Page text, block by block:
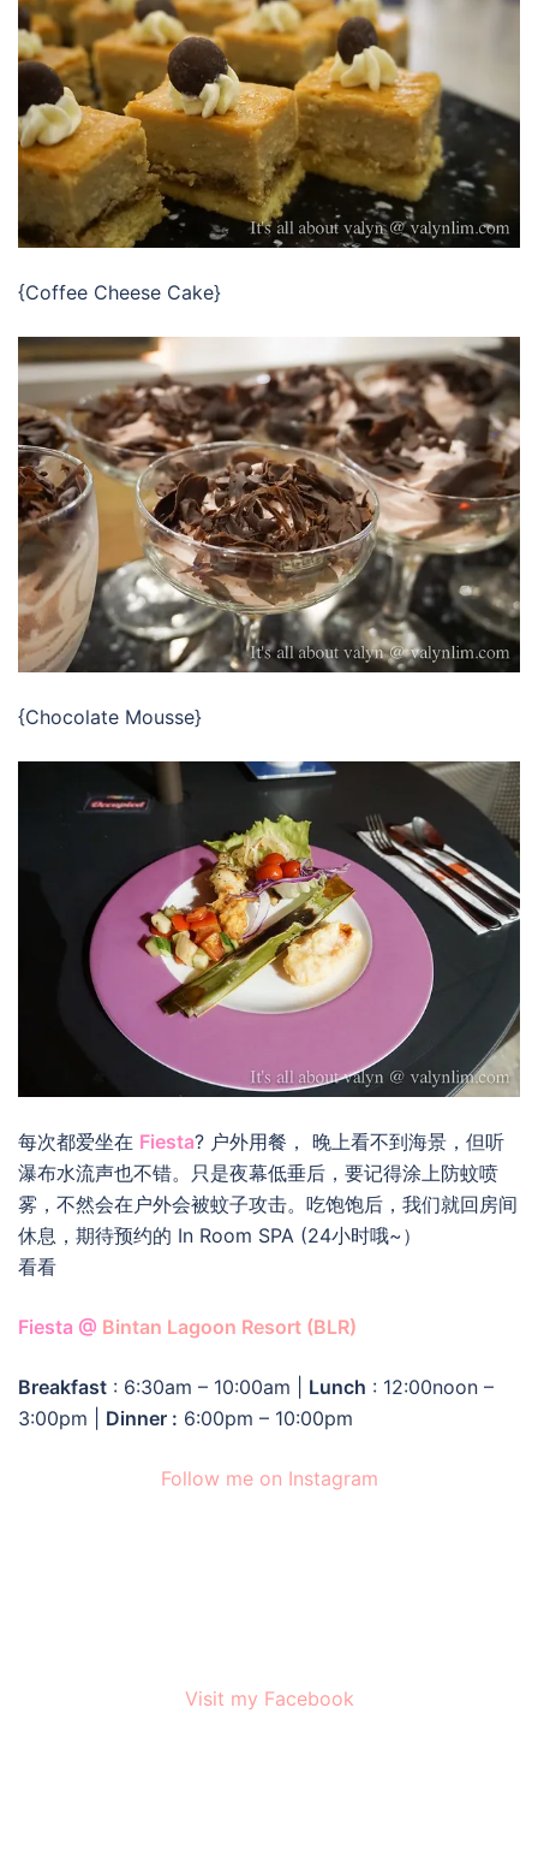
{Coffee Cheese Cake}
{Chocolate Mousse}
每次都爱坐在 Fiesta? 户外用餐， 晚上看不到海景，但听
瀑布水流声也不错。只是夜幕低垂后，要记得涂上防蚊喷
雾，不然会在户外会被蚊子攻击。吃饱饱后，我们就回房间
休息，期待预约的 In Room SPA (24小时哦~）
看看
Fiesta @ Bintan Lagoon Resort (BLR)
Breakfast : 6:30am – 10:00am | Lunch : 12:00noon –
3:00pm | Dinner : 6:00pm – 10:00pm
Follow me on Instagram
Visit my Facebook